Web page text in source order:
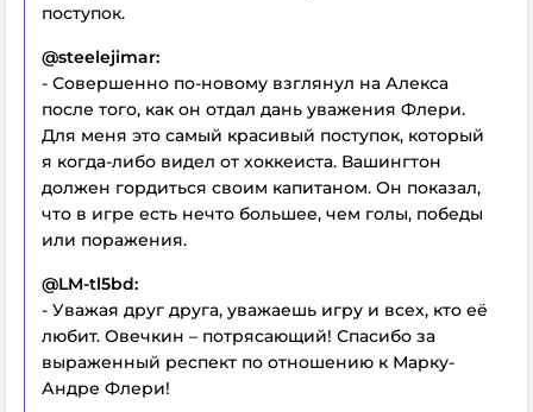
поступок.
@steelejimar:
- Совершенно по-новому взглянул на Алекса
после того, как он отдал дань уважения Флери.
Для меня это самый красивый поступок, который
я когда-либо видел от хоккеиста. Вашингтон
должен гордиться своим капитаном. Он показал,
что в игре есть нечто большее, чем голы, победы
или поражения.
@LM-tl5bd:
- Уважая друг друга, уважаешь игру и всех, кто её
любит. Овечкин – потрясающий! Спасибо за
выраженный респект по отношению к Марку-
Андре Флери!